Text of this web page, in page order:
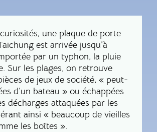
une plaque de porte
est arrivée jusqu’à
par un typhon, la pluie
Sur les plages, on retrouve
de jeux de société, « peut-
d’un bateau » ou échappées
décharges attaquées par les
ainsi « beaucoup de vieilles
les boîtes ».